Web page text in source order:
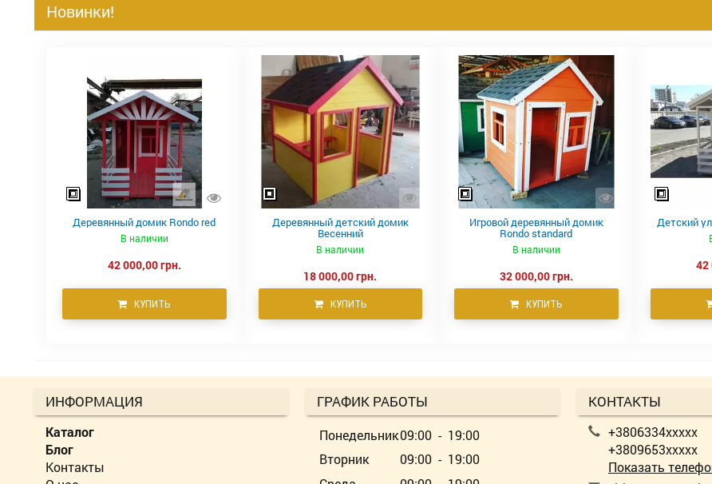
Новинки!
Деревянный домик Rondo red
В наличии
42 000,00 грн.
КУПИТЬ
Деревянный детский домик
Весенний
В наличии
18 000,00 грн.
КУПИТЬ
Игровой деревянный домик
Rondo standard
В наличии
32 000,00 грн.
КУПИТЬ
Детский
42
ИНФОРМАЦИЯ
Каталог
Блог
Контакты
ГРАФИК РАБОТЫ
Понедельник09:00 - 19:00
Вторник
09:00 - 19:00
КОНТАКТЫ
+3806334xxxxx
+3809653xxxxx
Показать